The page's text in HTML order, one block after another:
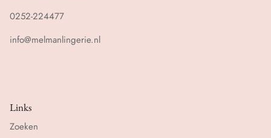
0252-224477
info@melmanlingerie.nl
Links
Zoeken